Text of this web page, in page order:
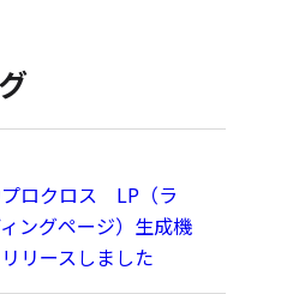
ロクロス LP（ラ
ングページ）生成機
リースしました